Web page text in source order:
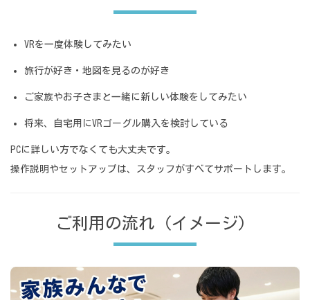
VRを一度体験してみたい
旅行が好き・地図を見るのが好き
ご家族やお子さまと一緒に新しい体験をしてみたい
将来、自宅用にVRゴーグル購入を検討している
PCに詳しい方でなくても大丈夫です。
操作説明やセットアップは、スタッフがすべてサポートします。
ご利用の流れ（イメージ）